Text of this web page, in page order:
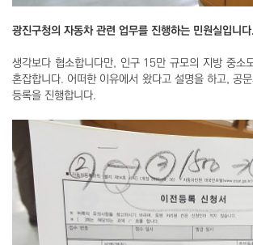
광진구청의 자동차 관련 업무를 진행하는 민원실입니다.
생각보다 협소합니다만, 인구 15만 규모의 지방 중소
혼잡합니다. 어떠한 이유에서 왔다고 설명을 하고, 공
등록을 진행합니다.